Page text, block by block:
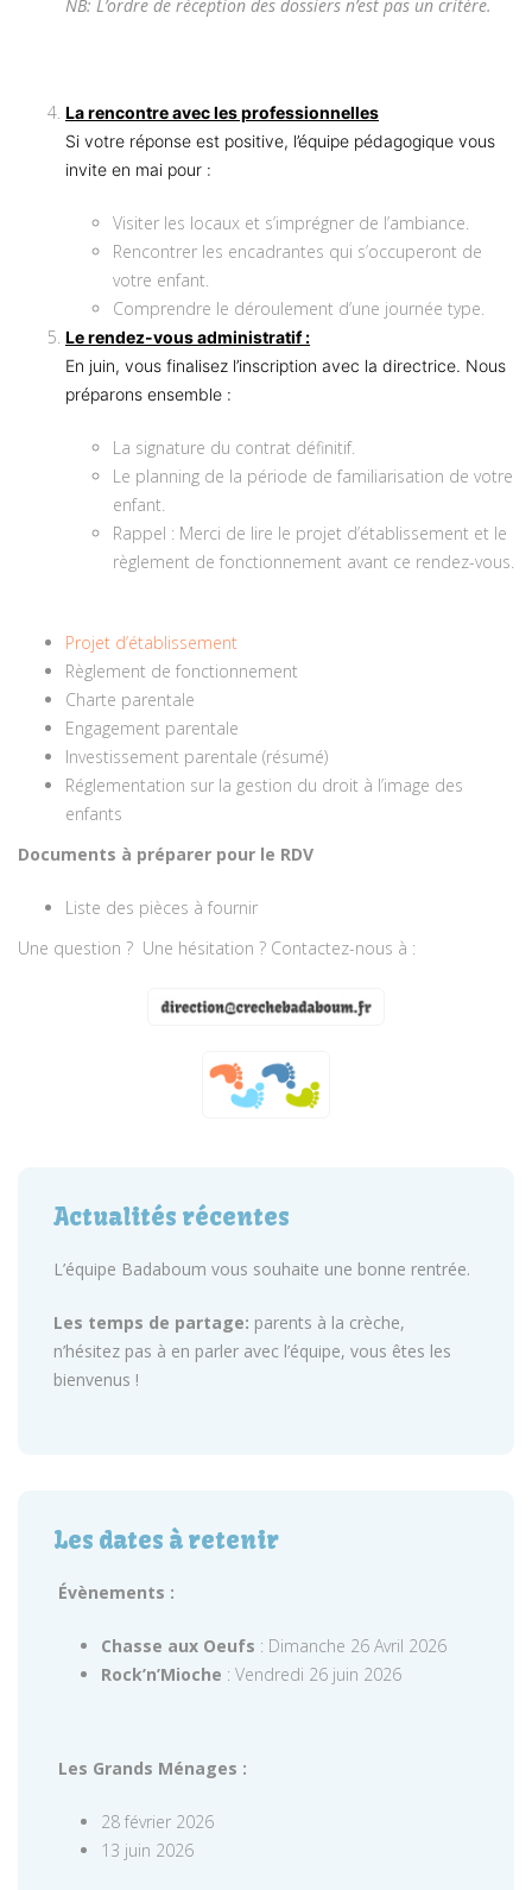
NB: L’ordre de réception des dossiers n’est pas un critère.
La rencontre avec les professionnelles
Si votre réponse est positive, l’équipe pédagogique vous
invite en mai pour :
Visiter les locaux et s’imprégner de l’ambiance.
Rencontrer les encadrantes qui s’occuperont de
votre enfant.
Comprendre le déroulement d’une journée type.
Le rendez-vous administratif :
En juin, vous finalisez l’inscription avec la directrice. Nous
préparons ensemble :
La signature du contrat définitif.
Le planning de la période de familiarisation de votre
enfant.
Rappel : Merci de lire le projet d’établissement et le
règlement de fonctionnement avant ce rendez-vous.
Projet d’établissement
Règlement de fonctionnement
Charte parentale
Engagement parentale
Investissement parentale (résumé)
Réglementation sur la gestion du droit à l’image des
enfants
Documents à préparer pour le RDV
Liste des pièces à fournir
Une question ? Une hésitation ? Contactez-nous à :
Actualités récentes
L’équipe Badaboum vous souhaite une bonne rentrée.
Les temps de partage: parents à la crèche,
n’hésitez pas à en parler avec l’équipe, vous êtes les
bienvenus !
Les dates à retenir
Évènements :
Chasse aux Oeufs : Dimanche 26 Avril 2026
Rock’n’Mioche : Vendredi 26 juin 2026
Les Grands Ménages :
28 février 2026
13 juin 2026